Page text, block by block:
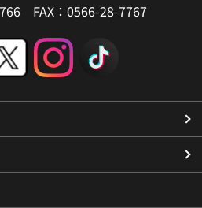
FAX：0566-28-7767